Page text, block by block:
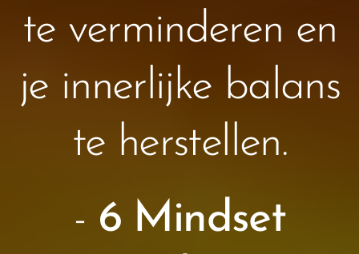
te verminderen en
je innerlijke balans
te herstellen.
- 6 Mindset